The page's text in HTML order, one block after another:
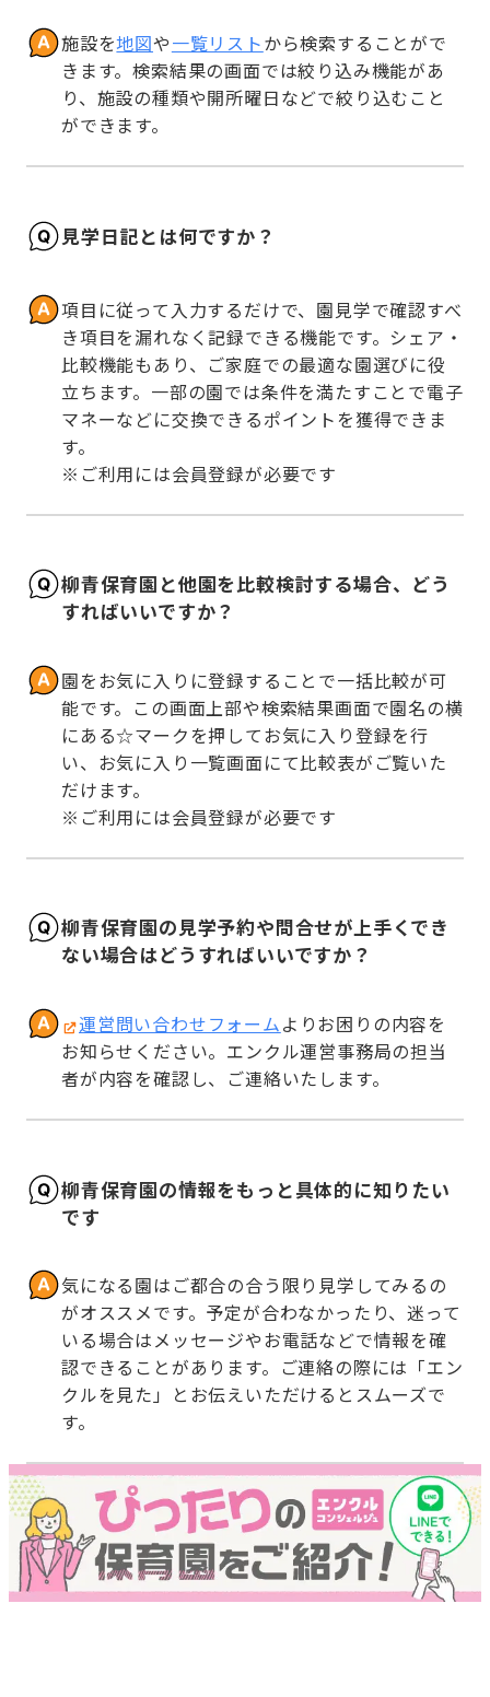
施設を地図や一覧リストから検索することがで
きます。検索結果の画面では絞り込み機能があ
り、施設の種類や開所曜日などで絞り込むこと
ができます。
見学日記とは何ですか？
項目に従って入力するだけで、園見学で確認すべ
き項目を漏れなく記録できる機能です。シェア・
比較機能もあり、ご家庭での最適な園選びに役
立ちます。一部の園では条件を満たすことで電子
マネーなどに交換できるポイントを獲得できま
す。
※ご利用には会員登録が必要です
柳青保育園と他園を比較検討する場合、どう
すればいいですか？
園をお気に入りに登録することで一括比較が可
能です。この画面上部や検索結果画面で園名の横
にある☆マークを押してお気に入り登録を行
い、お気に入り一覧画面にて比較表がご覧いた
だけます。
※ご利用には会員登録が必要です
柳青保育園の見学予約や問合せが上手くでき
ない場合はどうすればいいですか？
運営問い合わせフォームよりお困りの内容を
お知らせください。エンクル運営事務局の担当
者が内容を確認し、ご連絡いたします。
柳青保育園の情報をもっと具体的に知りたい
です
気になる園はご都合の合う限り見学してみるの
がオススメです。予定が合わなかったり、迷って
いる場合はメッセージやお電話などで情報を確
認できることがあります。ご連絡の際には「エン
クルを見た」とお伝えいただけるとスムーズで
す。